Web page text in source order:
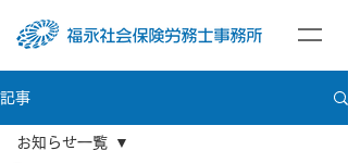
記事
お知らせ一覧